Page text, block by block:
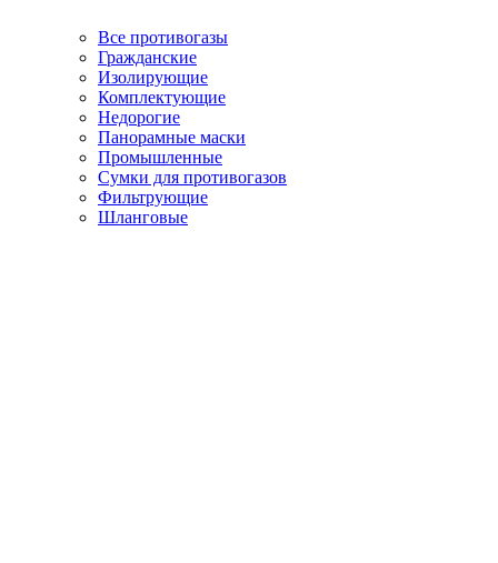
Все противогазы
Гражданские
Изолирующие
Комплектующие
Недорогие
Панорамные маски
Промышленные
Сумки для противогазов
Фильтрующие
Шланговые